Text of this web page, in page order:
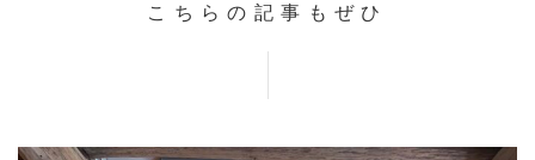
こちらの記事もぜひ